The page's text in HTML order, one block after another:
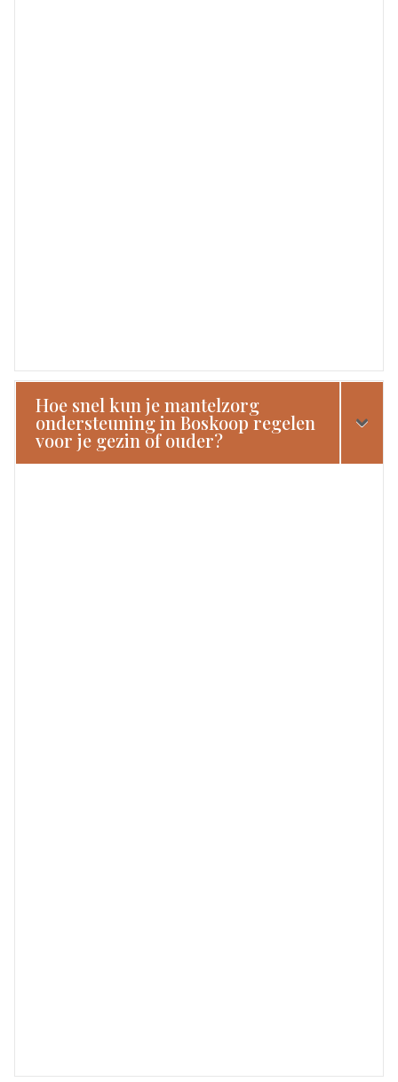
Hoe snel kun je mantelzorg
ondersteuning in Boskoop regelen
voor je gezin of ouder?